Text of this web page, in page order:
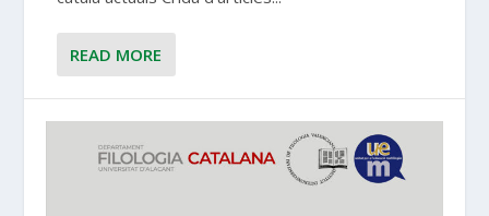
READ MORE